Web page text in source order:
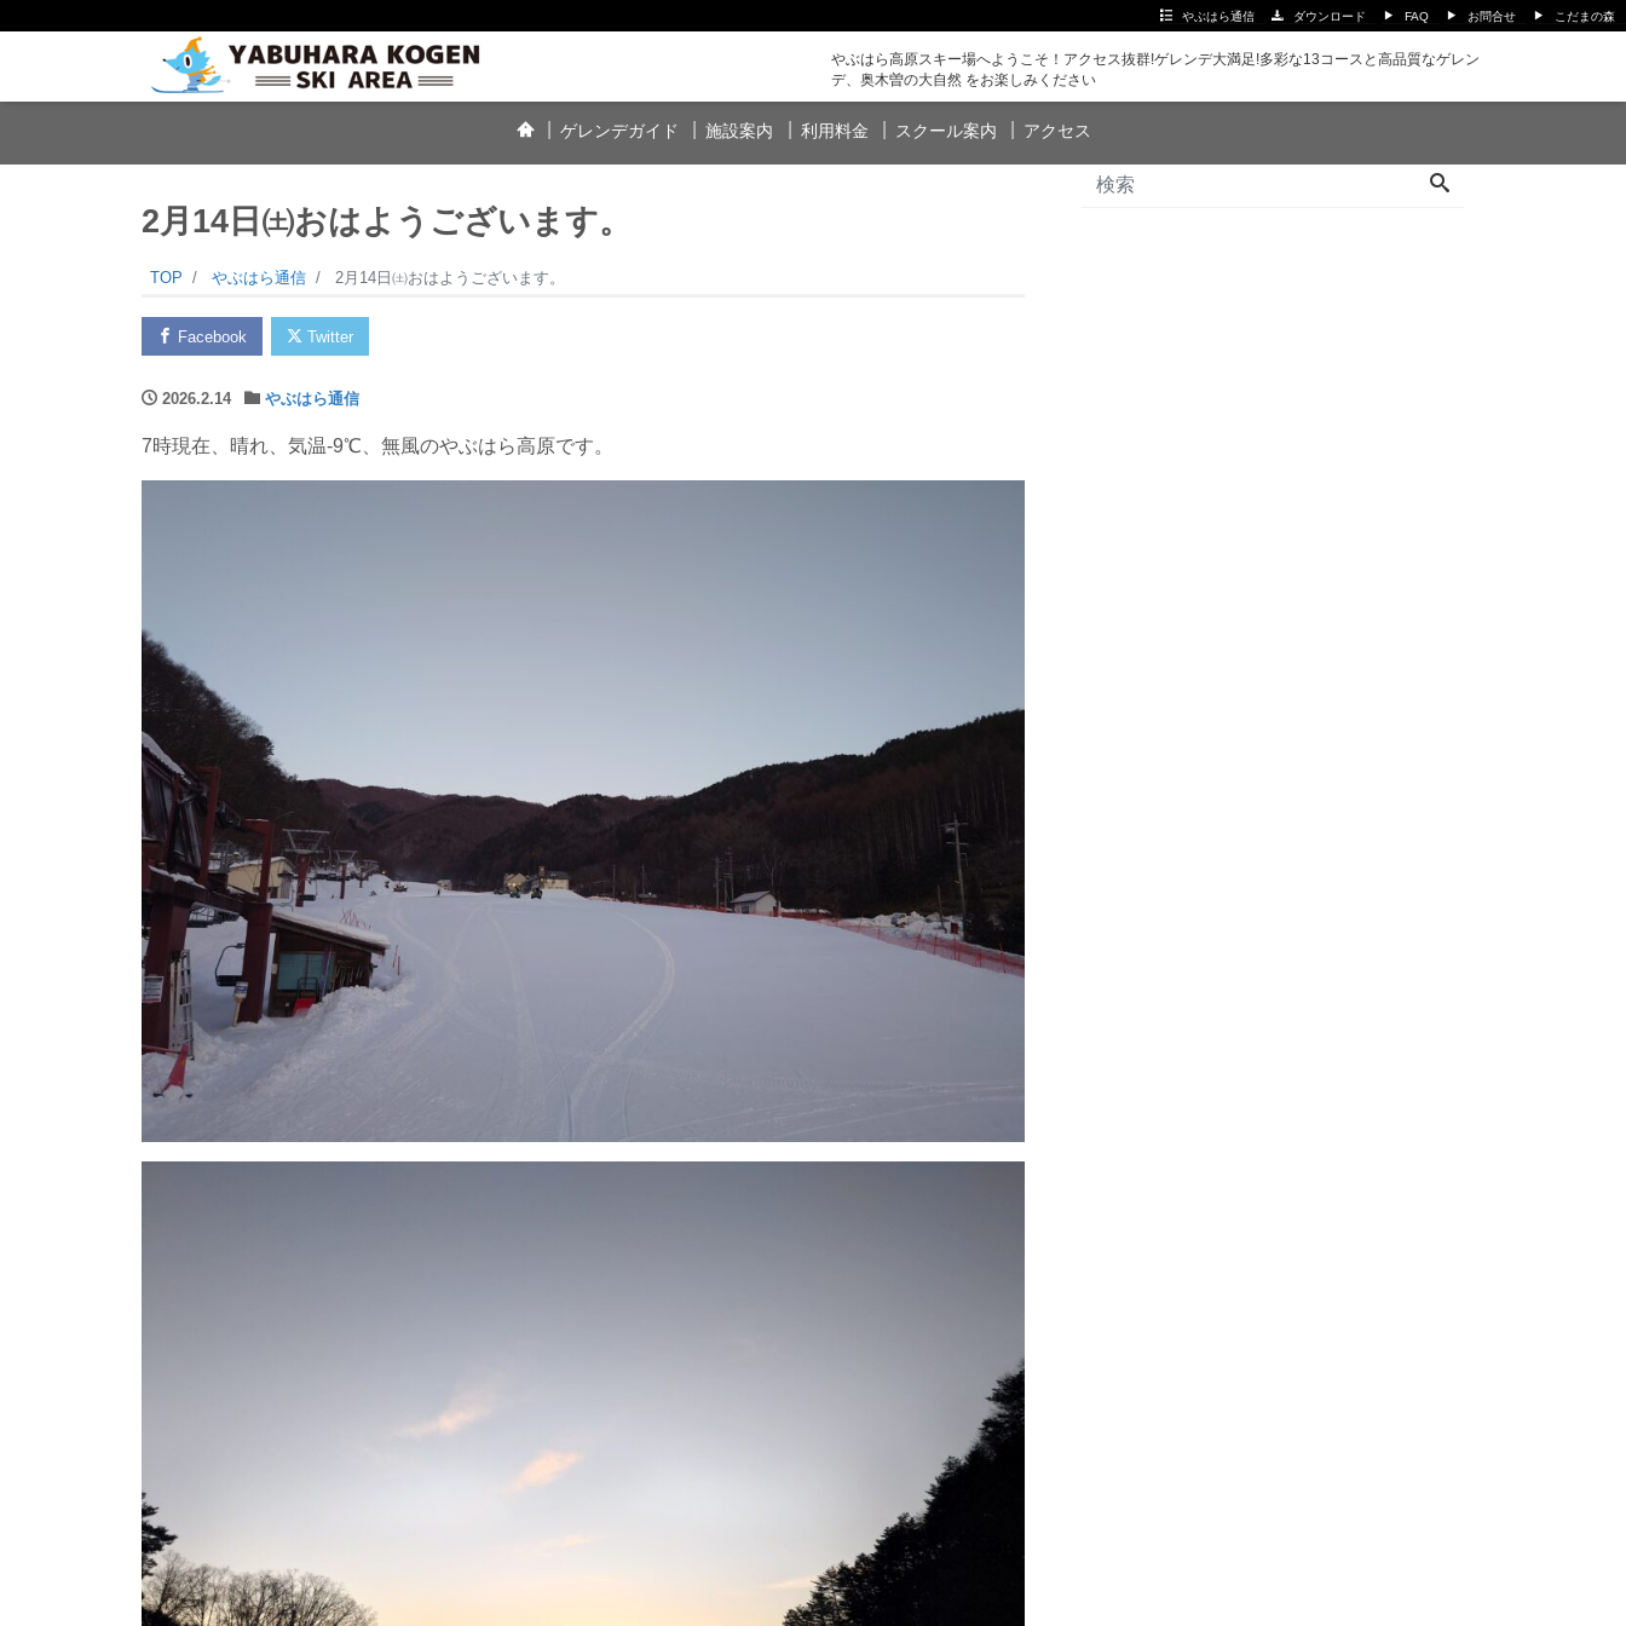
やぶはら通信 ダウンロード FAQ お問合せ こだまの森
やぶはら高原スキー場へようこそ！アクセス抜群!ゲレンデ大満足!多彩な13コースと高品質なゲレン
デ、奥木曽の大自然 をお楽しみください
ゲレンデガイド 施設案内 利用料金 スクール案内 アクセス
2月14日㈯おはようございます。
TOP やぶはら通信 2月14日㈯おはようございます。
Facebook Twitter
2026.2.14 やぶはら通信
7時現在、晴れ、気温-9℃、無風のやぶはら高原です。